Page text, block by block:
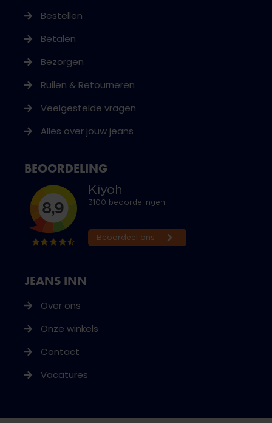
JEANS INN
Over ons
Onze winkels
Contact
Vacatures
Bestellen
Betalen
Bezorgen
Ruilen & Retourneren
Veelgestelde vragen
Alles over jouw jeans
BEOORDELING